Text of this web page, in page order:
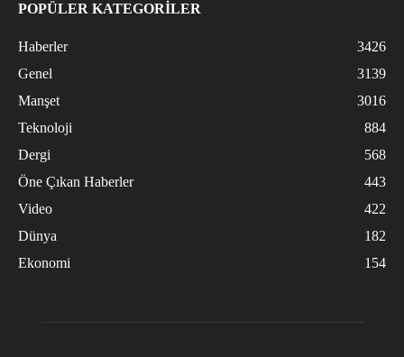
POPÜLER KATEGORİLER
Haberler
3426
Genel
3139
Manşet
3016
Teknoloji
884
Dergi
568
Öne Çıkan Haberler
443
Video
422
Dünya
182
Ekonomi
154